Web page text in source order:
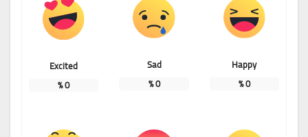
Happy
0
%
Sad
0
%
Excited
0
%